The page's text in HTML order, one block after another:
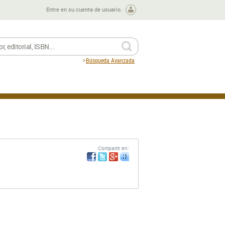
Entre en su cuenta de usuario.
Búsqueda Avanzada
Compartir en: